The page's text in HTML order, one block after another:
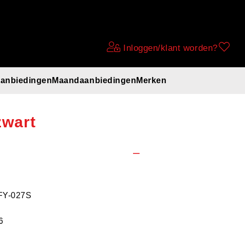
Inloggen/klant worden?
Maandaanbiedingen Merken
bel ding-dong
027S